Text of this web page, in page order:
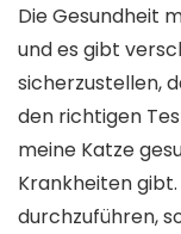
Die Gesundheit
und es gibt
sicherzustellen,
den richtigen
meine Katze
Krankheiten
durchzuführen,